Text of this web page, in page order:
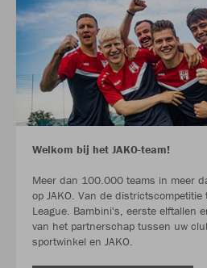
Welkom bij het JAKO-team!
Meer dan 100.000 teams in meer
op JAKO. Van de districtscompetitie
League. Bambini's, eerste elftallen
van het partnerschap tussen uw
sportwinkel en JAKO.